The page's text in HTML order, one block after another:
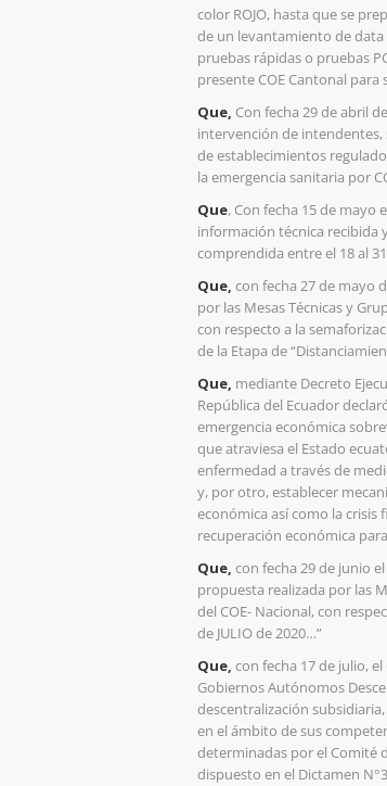
color ROJO, hasta que se
de un levantamiento de data
pruebas rápidas o pruebas
presente COE Cantonal para
Que, Con fecha 29 de abril
intervención de
de establecimientos
la emergencia sanitaria por
Que, Con fecha 15 de mayo
información técnica recibida
comprendida entre el 18 al
Que, con fecha 27 de mayo
por las Mesas Técnicas y
con respecto a la
de la Etapa de
Que, mediante Decreto
República del Ecuador
emergencia económica
que atraviesa el Estado
enfermedad a través de
y, por otro, establecer
económica así como la crisis
recuperación económica
Que, con fecha 29 de junio
propuesta realizada por las
del COE- Nacional, con
de JULIO de 2020…”
Que, con fecha 17 de julio,
Gobiernos Autónomos
descentralización
en el ámbito de sus
determinadas por el Comité
dispuesto en el Dictamen